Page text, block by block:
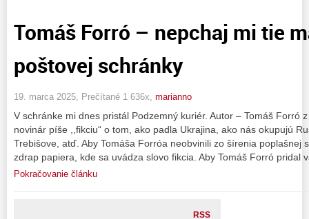
Tomáš Forró – nepchaj mi tie
poštovej schránky
19. marca 2025, Prečítané 1 636x, marianno
V schránke mi dnes pristál Podzemný kuriér. Autor – Tomáš Forró
novinár píše ,,fikciu“ o tom, ako padla Ukrajina, ako nás okupujú
Trebišove, atď. Aby Tomáša Forróa neobvinili zo šírenia poplašnej
zdrap papiera, kde sa uvádza slovo fikcia. Aby Tomáš Forró pridal
Pokračovanie článku
RSS